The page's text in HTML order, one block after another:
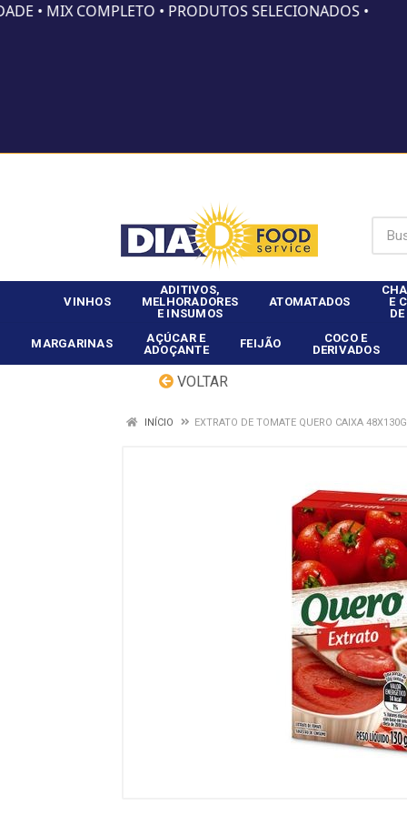
• MIX COMPLETO • PRODUTOS SELECIONADOS •
VINHOS
ADITIVOS,
MELHORADORES
E INSUMOS
ATOMATADOS
E
MARGARINAS
AÇÚCAR E
ADOÇANTE
FEIJÃO
COCO E
DERIVADOS
VOLTAR
INÍCIO EXTRATO DE TOMATE QUERO CAIXA 48X130G